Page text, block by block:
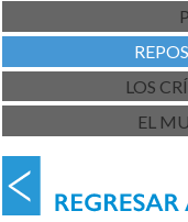
LOS
EL